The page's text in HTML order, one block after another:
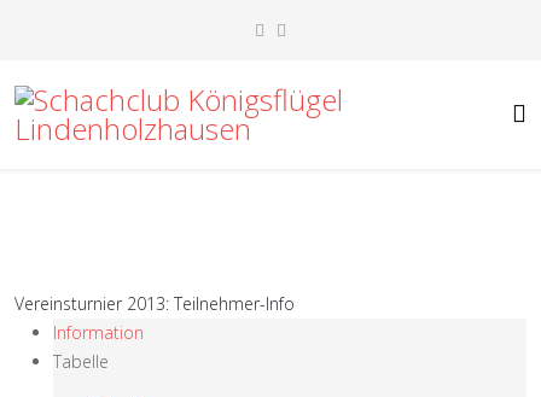
Vereinsturnier 2013: Teilnehmer-Info
Information
Tabelle